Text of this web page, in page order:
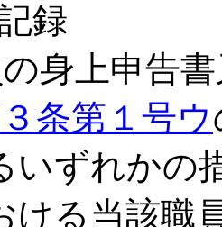
録
身上申告書
条第１号ウ
いずれかの
ける当該職